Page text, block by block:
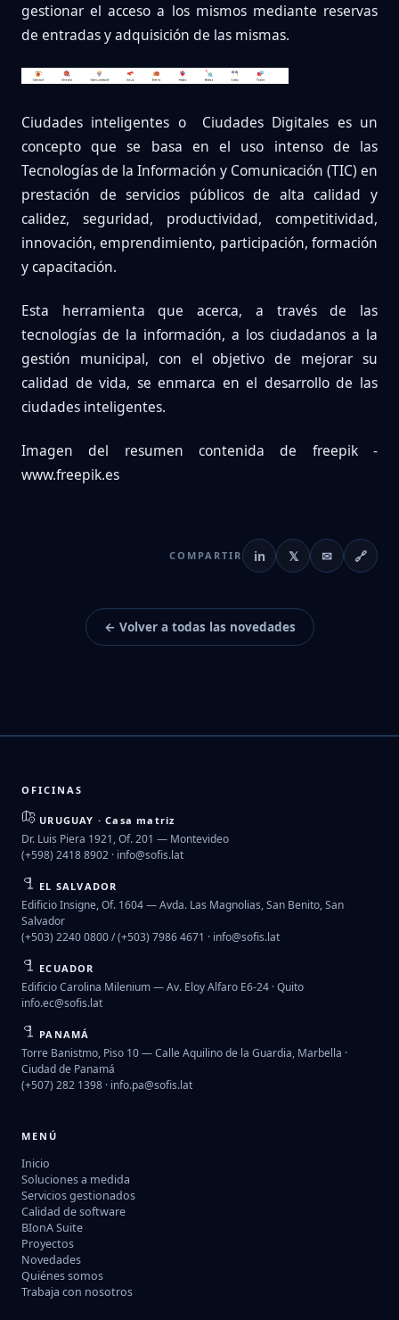
gestionar el acceso a los mismos mediante reservas
de entradas y adquisición de las mismas.
Ciudades inteligentes o Ciudades Digitales es un
concepto que se basa en el uso intenso de las
Tecnologías de la Información y Comunicación (TIC) en
prestación de servicios públicos de alta calidad y
calidez, seguridad, productividad, competitividad,
innovación, emprendimiento, participación, formación
y capacitación.
Esta herramienta que acerca, a través de las
tecnologías de la información, a los ciudadanos a la
gestión municipal, con el objetivo de mejorar su
calidad de vida, se enmarca en el desarrollo de las
ciudades inteligentes.
Imagen del resumen contenida de freepik -
www.freepik.es
COMPARTIR in 𝕏 ✉ 🔗
← Volver a todas las novedades
OFICINAS
URUGUAY · Casa matriz
Dr. Luis Piera 1921, Of. 201 — Montevideo
(+598) 2418 8902 · info@sofis.lat
EL SALVADOR
Edificio Insigne, Of. 1604 — Avda. Las Magnolias, San Benito, San
Salvador
(+503) 2240 0800 / (+503) 7986 4671 · info@sofis.lat
ECUADOR
Edificio Carolina Milenium — Av. Eloy Alfaro E6-24 · Quito
info.ec@sofis.lat
PANAMÁ
Torre Banistmo, Piso 10 — Calle Aquilino de la Guardia, Marbella ·
Ciudad de Panamá
(+507) 282 1398 · info.pa@sofis.lat
MENÚ
Inicio
Soluciones a medida
Servicios gestionados
Calidad de software
BIonA Suite
Proyectos
Novedades
Quiénes somos
Trabaja con nosotros